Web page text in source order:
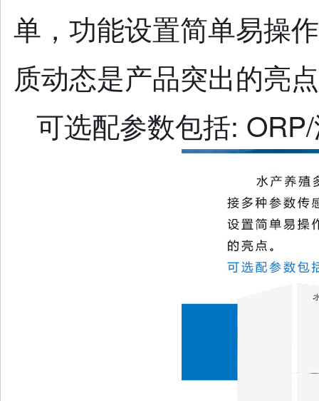
单，功能设置简单易操
质动态是产品突出的亮
可选配参数包括: